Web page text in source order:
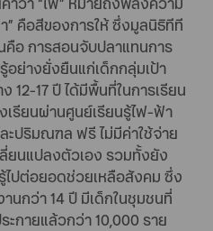
” คือสีของการให้ ซึ่งมูลนิธิทีที
คือ การสอนจับปลาแทนการ
อย่างยั่งยืนแก่เด็กกลุ่มเป้า
12-17 ปี ได้มีพื้นที่ในการเรียน
รียนผ่านศูนย์เรียนรู้ไฟ-ฟ้า
ะปริมณฑล ฟรี ไม่มีค่าใช้จ่าย
ลี่ยนแปลงตัวเอง รวมทั้งยัง
ไปต่อยอดช่วยเหลือสังคม ซึ่ง
นกว่า 14 ปี มีเด็กในชุมชนที่
ะกายแล้วกว่า 10,000 ราย